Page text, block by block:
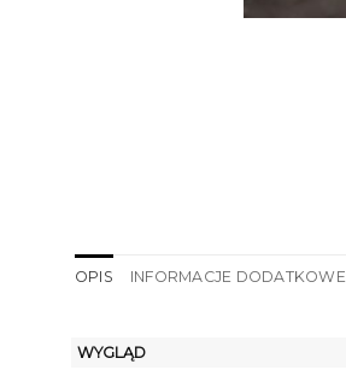
OPIS INFORMACJE DODATKOWE
WYGLĄD